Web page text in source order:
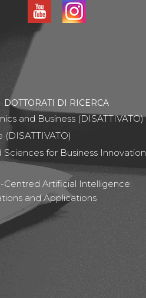
DOTTORATI DI RICERCA
and Business (DISATTIVATO)
(DISATTIVATO)
Sciences for Business Innovation
Centred Artificial Intelligence:
and Applications